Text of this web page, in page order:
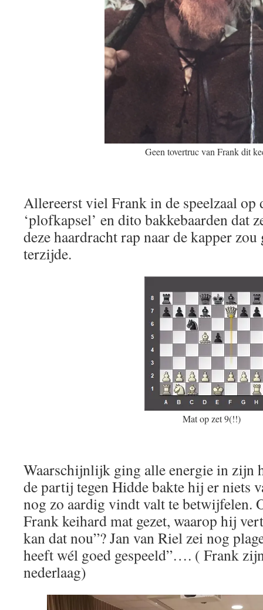
Geen tovertruc van Frank dit
Allereerst viel Frank in de speelzaal op
‘plofkapsel’ en dito bakkebaarden dat
deze haardracht rap naar de kapper
terzijde.
Mat op zet 9(!!)
Waarschijnlijk ging alle energie in zijn
de partij tegen Hidde bakte hij er niets
nog zo aardig vindt valt te betwijfelen.
Frank keihard mat gezet, waarop hij
kan dat nou”? Jan van Riel zei nog
heeft wél goed gespeeld”…. ( Frank
nederlaag)